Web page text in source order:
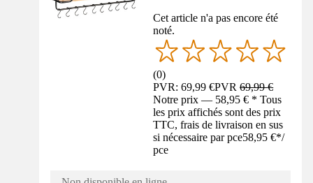
Cet article n'a pas encore été
noté.
(0)
PVR: 69,99 €PVR69,99 €
Notre prix — 58,95 € * Tous
les prix affichés sont des prix
TTC, frais de livraison en sus
si nécessaire par pce58,95 €*/
pce